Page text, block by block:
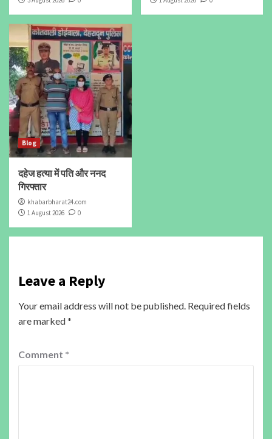
Blog
दहेज हत्या में पति और ननद
गिरफ्तार
khabarbharat24.com
1 August 2026
0
Leave a Reply
Your email address will not be published. Required fields
are marked*
Comment *